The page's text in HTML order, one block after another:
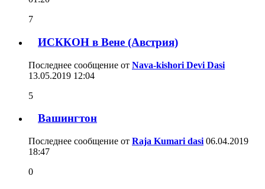
7
ИСККОН в Вене (Австрия)
Последнее сообщение от Nava-kishori Devi Dasi
13.05.2019 12:04
5
Вашингтон
Последнее сообщение от Raja Kumari dasi 06.04.2019
18:47
0